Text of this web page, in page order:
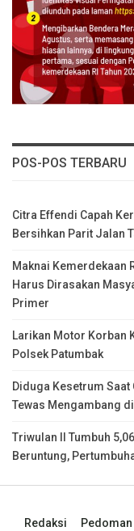
POS-POS TERBARU
Citra Effendi Capah
Bersihkan Parit Jalan
Maknai Kemerdekaan
Harus Dirasakan
Primer
Larikan Motor Korban
Polsek Patumbak
Diduga Kesetrum
Tewas Mengambang
Triwulan II Tumbuh
Beruntung,
Redaksi